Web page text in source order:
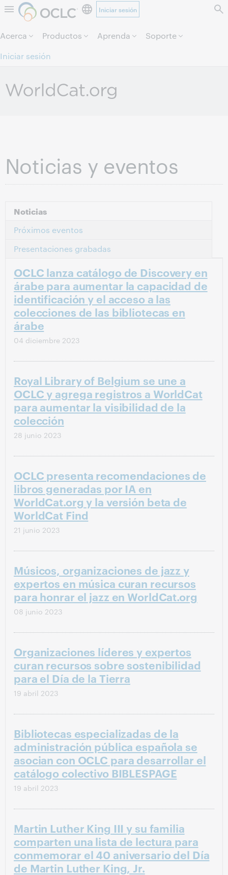
Saltar al contenido.
Iniciar sesión
Acerca Productos Aprenda
Soporte
Iniciar sesión
Noticias y eventos
Noticias
Próximos eventos
Presentaciones grabadas
OCLC lanza catálogo de Discovery en
árabe para aumentar la capacidad de
identificación y el acceso a las
colecciones de las bibliotecas en
árabe
04 diciembre 2023
Royal Library of Belgium se une a
OCLC y agrega registros a WorldCat
para aumentar la visibilidad de la
colección
28 junio 2023
OCLC presenta recomendaciones de
libros generadas por IA en
WorldCat.org y la versión beta de
WorldCat Find
21 junio 2023
Músicos, organizaciones de jazz y
expertos en música curan recursos
para honrar el jazz en WorldCat.org
08 junio 2023
Organizaciones líderes y expertos
curan recursos sobre sostenibilidad
para el Día de la Tierra
19 abril 2023
Bibliotecas especializadas de la
administración pública española se
asocian con OCLC para desarrollar el
catálogo colectivo BIBLESPAGE
19 abril 2023
Martin Luther King III y su familia
comparten una lista de lectura para
conmemorar el 40 aniversario del Día
de Martin Luther King, Jr.